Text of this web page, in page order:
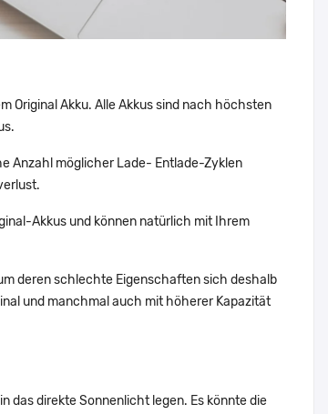
Original Akku. Alle Akkus sind nach höchsten
Anzahl möglicher Lade- Entlade-Zyklen
Akkus und können natürlich mit Ihrem
deren schlechte Eigenschaften sich deshalb
und manchmal auch mit höherer Kapazität
das direkte Sonnenlicht legen. Es könnte die